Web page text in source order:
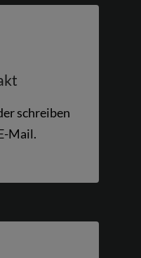
schreiben
Mail.